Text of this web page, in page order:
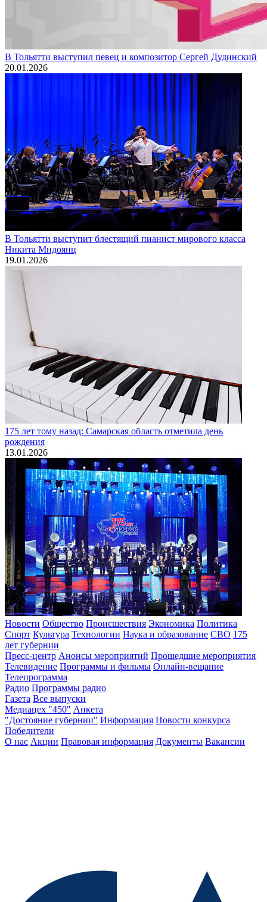
В Тольятти выступил певец и композитор Сергей Дудинский
20.01.2026
В Тольятти выступит блестящий пианист мирового класса
Никита Мндоянц
19.01.2026
175 лет тому назад: Самарская область отметила день
рождения
13.01.2026
Новости Общество Происшествия Экономика Политика
Спорт Культура Технологии Наука и образование СВО 175
лет губернии
Пресс-центр Анонсы мероприятий Прошедшие мероприятия
Телевидение Программы и фильмы Онлайн-вещание
Телепрограмма
Радио Программы радио
Газета Все выпуски
Медиацех "450" Анкета
"Достояние губернии" Информация Новости конкурса
Победители
О нас Акции Правовая информация Документы Вакансии